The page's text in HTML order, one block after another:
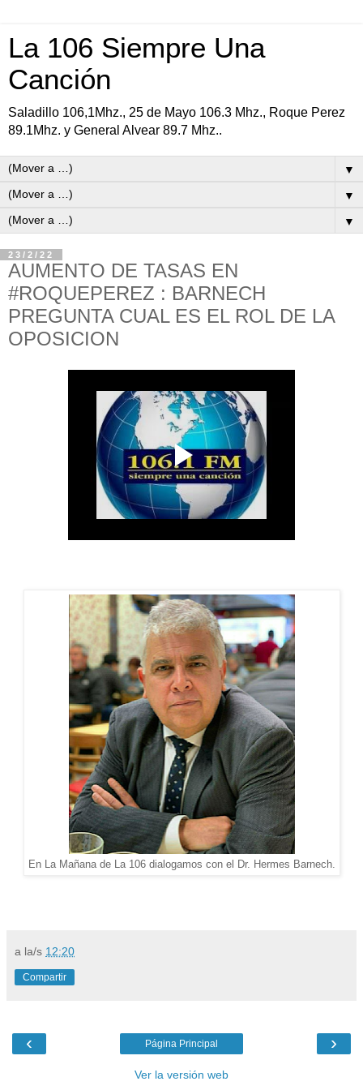
La 106 Siempre Una
Canción
Saladillo 106,1Mhz., 25 de Mayo 106.3 Mhz., Roque Perez
89.1Mhz. y General Alvear 89.7 Mhz..
▼
▼
▼
23/2/22
AUMENTO DE TASAS EN
#ROQUEPEREZ : BARNECH
PREGUNTA CUAL ES EL ROL DE LA
OPOSICION
En La Mañana de La 106 dialogamos con el Dr. Hermes Barnech.
a la/s 12:20
Compartir
‹ ›
Página Principal
Ver la versión web